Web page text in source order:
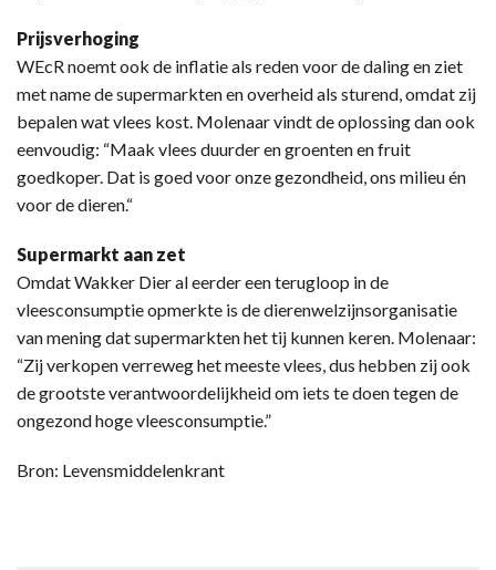
Prijsverhoging
WEcR noemt ook de inflatie als reden voor de daling en ziet
met name de supermarkten en overheid als sturend, omdat zij
bepalen wat vlees kost. Molenaar vindt de oplossing dan ook
eenvoudig: “Maak vlees duurder en groenten en fruit
goedkoper. Dat is goed voor onze gezondheid, ons milieu én
voor de dieren.“
Supermarkt aan zet
Omdat Wakker Dier al eerder een terugloop in de
vleesconsumptie opmerkte is de dierenwelzijnsorganisatie
van mening dat supermarkten het tij kunnen keren. Molenaar:
“Zij verkopen verreweg het meeste vlees, dus hebben zij ook
de grootste verantwoordelijkheid om iets te doen tegen de
ongezond hoge vleesconsumptie.”
Bron: Levensmiddelenkrant